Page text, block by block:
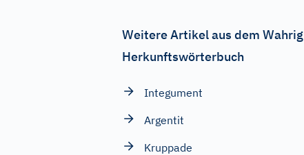
Weitere Artikel aus dem Wahrig
Herkunftswörterbuch
Integument
Argentit
Kruppade